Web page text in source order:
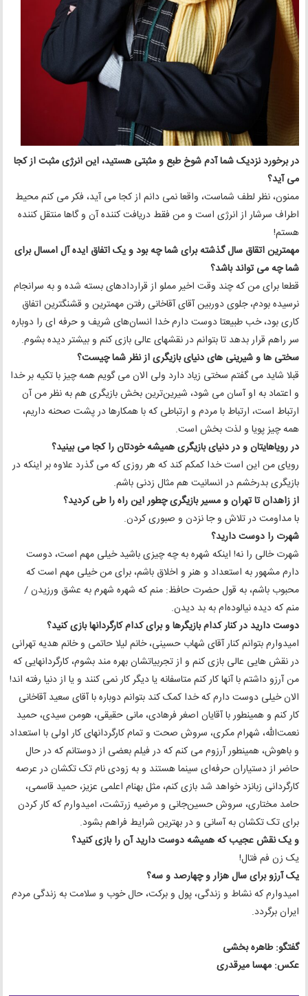
در برخورد نزدیک شما آدم شوخ طبع و مثبتی هستید، این انرژی مثبت از کجا
می آید؟
ممنون، نظر لطف شماست، واقعا نمی دانم از کجا می‌ آید، فکر می کنم محیط
اطراف سرشار از انرژی است و من فقط دریافت کننده‌ آن و گاها منتقل کننده
هستم!
مهمترین اتقاق سال گذشته برای شما چه بود و یک اتفاق ایده آل امسال برای
شما چه می تواند باشد؟
️قطعا برای من که چند وقت اخیر مملو از قرارداد‌های بسته شده و به سرانجام
نرسیده بودم، جلوی دوربین آقای آقاخانی رفتن مهمترین و قشنگترین اتفاق
کاری بود، خب طبیعتا دوست دارم خدا انسان‌های شریف و حرفه‌ ای را دوباره
سر راهم قرار بدهد تا بتوانم در نقشهای عالی بازی کنم و بیشتر دیده بشوم.
سختی ها و شیرینی های دنیای بازیگری از نظر شما چیست؟
قبلا شاید می گفتم سختی زیاد دارد ولی الان می گویم همه چیز با تکیه بر خدا
و اعتماد به او آسان می شود، شیرین‌ترین بخش بازیگری هم به نظر من آن
ارتباط‌ است، ارتباط با مردم و ارتباطی که با همکارها در پشت صحنه داریم،
همه چیز پویا و لذت بخش است.
در رویاهایتان و در دنیای بازیگری همیشه خودتان را کجا می بینید؟
️رویای من این است خدا کمکم کند که هر روزی که می گذرد علاوه بر اینکه در
بازیگری بدرخشم در انسانیت هم مثال زدنی باشم.
از زاهدان تا تهران و مسیر بازیگری چطور این راه را طی کردید؟
️با مداومت در تلاش و جا نزدن و صبوری کردن.
شهرت را دوست دارید؟
️شهرت خالی را نه! اینکه شهره به چه چیزی باشید خیلی مهم است، دوست
دارم مشهور به استعداد و هنر و اخلاق باشم، برای‌ من خیلی مهم‌ است که
محبوب باشم، به قول حضرت حافظ: منم که شهره شهرم به عشق ورزیدن /
منم که دیده نیالوده‌ام به بد دیدن.
دوست دارید در کنار کدام بازیگرها و برای کدام کارگردانها بازی کنید؟
️امیدوارم بتوانم کنار آقای شهاب حسینی، خانم لیلا حاتمی و خانم هدیه تهرانی
در نقش هایی عالی بازی کنم و از تجربیاتشان بهره‌ مند بشوم، کارگردانهایی که
من آرزو داشتم با آنها کار کنم متاسفانه یا دیگر کار نمی کنند و یا از دنیا رفته اند!
الان خیلی دوست دارم که خدا کمک کند بتوانم دوباره با آقای سعید آقاخانی
کار کنم و همینطور با آقایان اصغر فرهادی، مانی حقیقی، هومن سیدی، حمید
نعمت‌الله، شهرام مکری، سروش صحت و تمام کارگردانهای کار اولی با استعداد
و باهوش، همینطور آرزوم می کنم که در فیلم بعضی از دوستانم که در حال
حاضر از دستیاران حرفه‌ای سینما هستند و به زودی نام تک تکشان در عرصه‌
کارگردانی زبانزد خواهد شد بازی کنم، مثل بهنام اعلمی عزیز، حمید قاسمی،
حامد مختاری، سروش حسین‌جانی و مرضیه زرتشت، امیدوارم که کار کردن
برای تک تکشان به آسانی و در بهترین شرایط فراهم بشود.
و یک نقش عجیب که همیشه دوست دارید آن را بازی کنید؟
یک زن فم فتال!
یک آرزو برای سال هزار و چهارصد و سه؟
امیدوارم که نشاط و زندگی، پول و برکت، حال خوب و سلامت به زندگی مردم
ایران برگردد.
گفتگو: طاهره بخشی
عکس: مهسا میرقدری